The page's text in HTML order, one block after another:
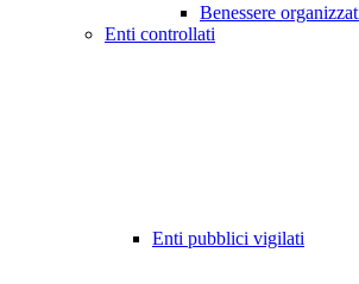
Benessere
Enti controllati
Enti pubblici vigilati